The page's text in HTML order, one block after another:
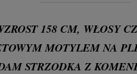
158 CM, WŁOSY
MOTYLEM NA
STRZODKA Z